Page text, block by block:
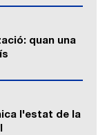
quan una
l'estat de la